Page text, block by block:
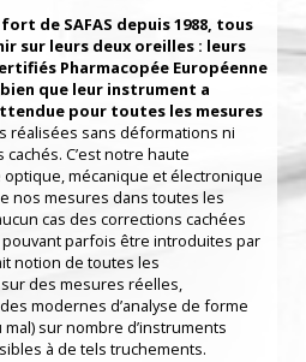
de SAFAS depuis 1988, tous
sur leurs deux oreilles : leurs
Pharmacopée Européenne
que leur instrument a
pour toutes les mesures
réalisées sans déformations ni
C’est notre haute
mécanique et électronique
nos mesures dans toutes les
cas des corrections cachées
parfois être introduites par
notion de toutes les
des mesures réelles,
modernes d’analyse de forme
sur nombre d’instruments
à de tels truchements.